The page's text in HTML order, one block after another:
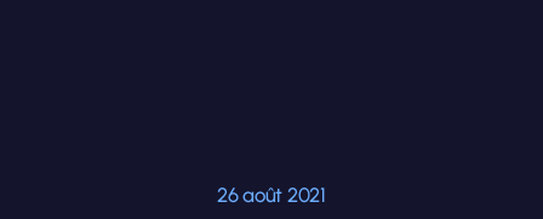
26 août 2021